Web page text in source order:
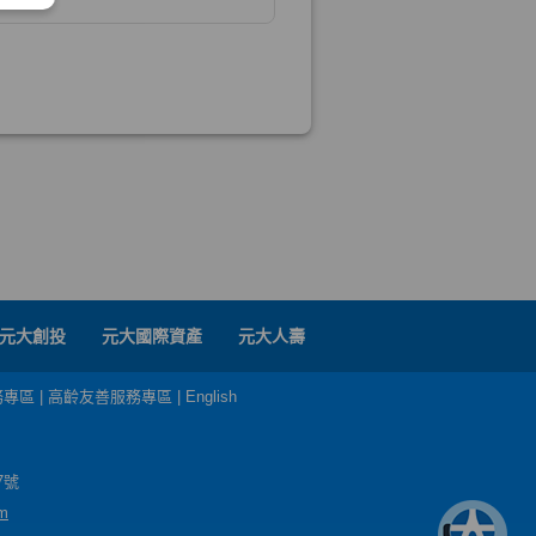
元大創投 元大國際資產 元大人壽
區 高齡友善服務專區 English
號